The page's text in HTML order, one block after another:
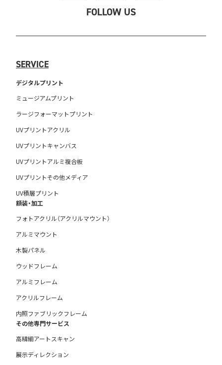
FOLLOW US
SERVICE
デジタルプリント
ミュージアムプリント
ラージフォーマットプリント
UVプリントアクリル
UVプリントキャンバス
UVプリントアルミ複合板
UVプリントその他メディア
UV積層プリント
額装・加工
フォトアクリル（アクリルマウント）
アルミマウント
木製パネル
ウッドフレーム
アルミフレーム
アクリルフレーム
内照ファブリックフレーム
その他専門サービス
高精細アートスキャン
展示ディレクション